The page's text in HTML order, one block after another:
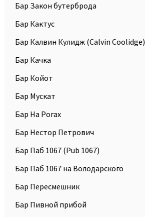
Бар Закон бутерброда
Бар Кактус
Бар Калвин Кулидж (Calvin Coolidge)
Бар Качка
Бар Койот
Бар Мускат
Бар На Рогах
Бар Нестор Петрович
Бар Паб 1067 (Pub 1067)
Бар Паб 1067 на Володарского
Бар Пересмешник
Бар Пивной прибой